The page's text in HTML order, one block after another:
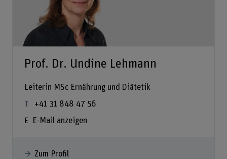
Prof. Dr. Undine Lehmann
Leiterin MSc Ernährung und Diätetik
+41 31 848 47 56
E-Mail anzeigen
Zum Profil